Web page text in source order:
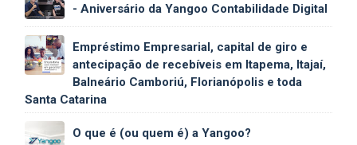
- Aniversário da Yangoo Contabilidade Digital
Empréstimo Empresarial, capital de giro e
antecipação de recebíveis em Itapema, Itajaí,
Balneário Camboriú, Florianópolis e toda
Santa Catarina
O que é (ou quem é) a Yangoo?